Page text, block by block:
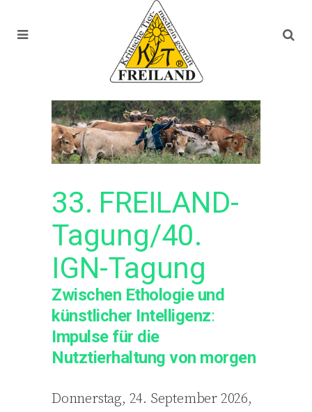
33. FREILAND-
Tagung/40.
IGN-Tagung
Zwischen Ethologie und
künstlicher Intelligenz:
Impulse für die
Nutztierhaltung von morgen
Donnerstag, 24. September 2026,